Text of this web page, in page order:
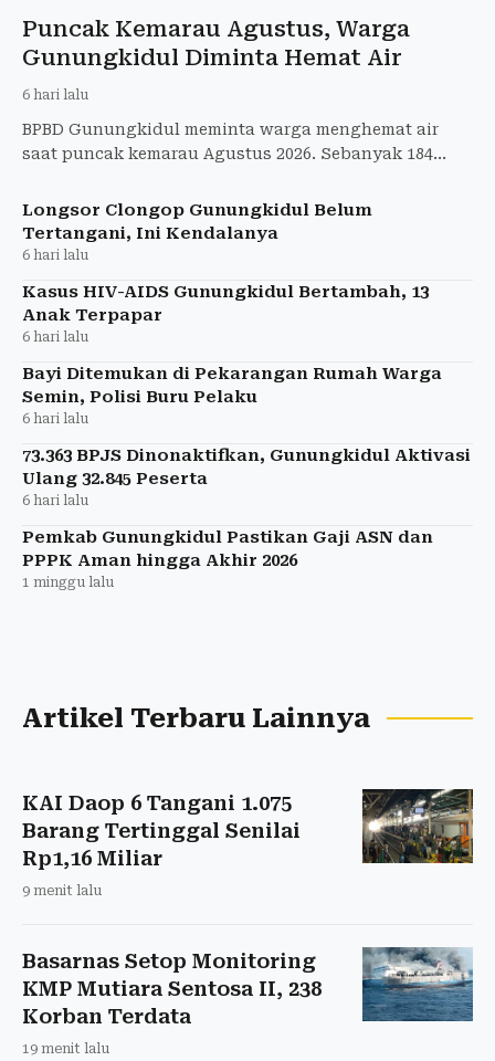
Puncak Kemarau Agustus, Warga
Gunungkidul Diminta Hemat Air
6 hari lalu
BPBD Gunungkidul meminta warga menghemat air
saat puncak kemarau Agustus 2026. Sebanyak 184
terdampak kekeringan.
Longsor Clongop Gunungkidul Belum
Tertangani, Ini Kendalanya
6 hari lalu
Kasus HIV-AIDS Gunungkidul Bertambah, 13
Anak Terpapar
6 hari lalu
Bayi Ditemukan di Pekarangan Rumah Warga
Semin, Polisi Buru Pelaku
6 hari lalu
73.363 BPJS Dinonaktifkan, Gunungkidul Aktivasi
Ulang 32.845 Peserta
6 hari lalu
Pemkab Gunungkidul Pastikan Gaji ASN dan
PPPK Aman hingga Akhir 2026
1 minggu lalu
Artikel Terbaru Lainnya
KAI Daop 6 Tangani 1.075
Barang Tertinggal Senilai
Rp1,16 Miliar
9 menit lalu
Basarnas Setop Monitoring
KMP Mutiara Sentosa II, 238
Korban Terdata
19 menit lalu